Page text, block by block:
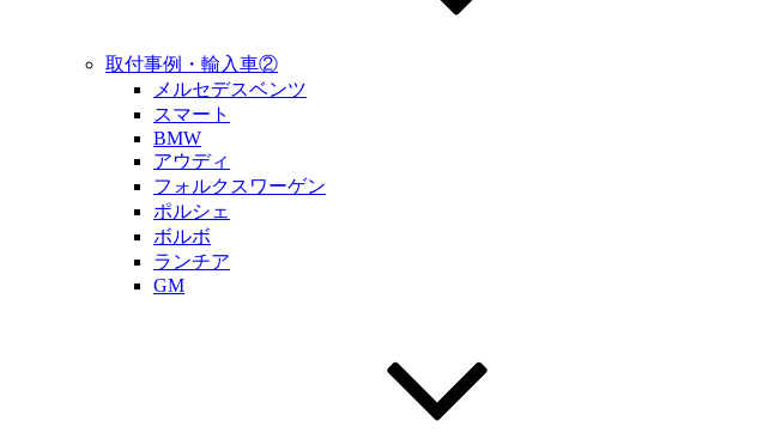
取付事例・輸入車②
メルセデスベンツ
スマート
BMW
アウディ
フォルクスワーゲン
ポルシェ
ボルボ
ランチア
GM